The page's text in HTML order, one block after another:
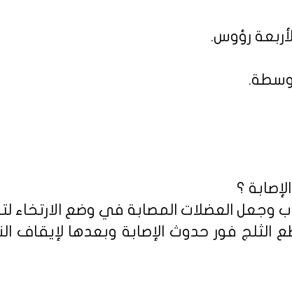
؟
الثلج فور حدوث الإصابة وبعدها